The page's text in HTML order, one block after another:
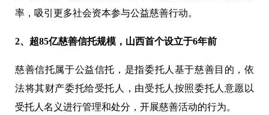
率，吸引更多社会资本参与公益慈善行动。
2、超85亿慈善信托规模，山西首个设立于6年前
慈善信托属于公益信托，是指委托人基于慈善目的，依
法将其财产委托给受托人，由受托人按照委托人意愿以
受托人名义进行管理和处分，开展慈善活动的行为。